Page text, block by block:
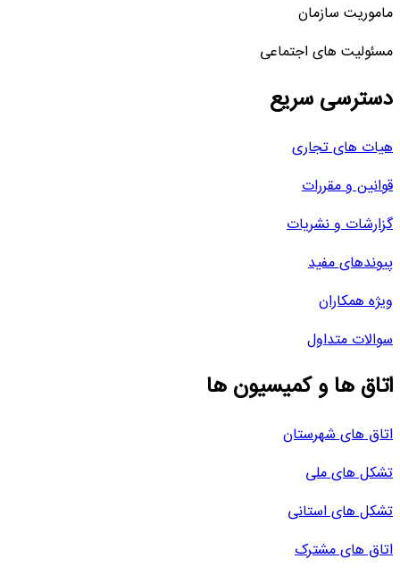
ماموریت سازمان
مسئولیت های اجتماعی
دسترسی سریع
هیات های تجاری
قوانین و مقررات
گزارشات و نشریات
پیوندهای مفید
ویژه همکاران
سوالات متداول
اتاق ها و کمیسیون ها
اتاق های شهرستان
تشکل های ملی
تشکل های استانی
اتاق های مشترک